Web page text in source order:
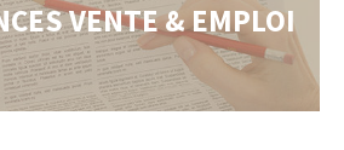
VENTE & EMPLOI